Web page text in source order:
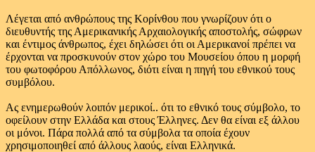
Λέγεται από ανθρώπους της Κορίνθου που γνωρίζουν ότι ο
διευθυντής της Αμερικανικής Αρχαιολογικής αποστολής, σώφρων
και έντιμος άνθρωπος, έχει δηλώσει ότι οι Αμερικανοί πρέπει να
έρχονται να προσκυνούν στον χώρο του Μουσείου όπου η μορφή
του φωτοφόρου Απόλλωνος, διότι είναι η πηγή του εθνικού τους
συμβόλου.
Ας ενημερωθούν λοιπόν μερικοί.. ότι το εθνικό τους σύμβολο, το
οφείλουν στην Ελλάδα και στους Έλληνες. Δεν θα είναι εξ άλλου
οι μόνοι. Πάρα πολλά από τα σύμβολα τα οποία έχουν
χρησιμοποιηθεί από άλλους λαούς, είναι Ελληνικά.